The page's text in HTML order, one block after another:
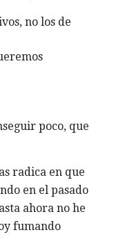
no los de
poco, que
radica en que
en el pasado
ahora no he
fumando